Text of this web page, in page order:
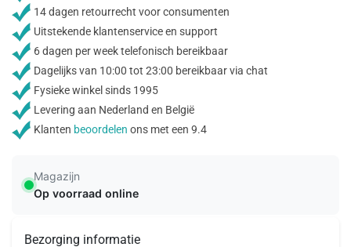
14 dagen retourrecht voor consumenten
Uitstekende klantenservice en support
6 dagen per week telefonisch bereikbaar
Dagelijks van 10:00 tot 23:00 bereikbaar via chat
Fysieke winkel sinds 1995
Levering aan Nederland en België
Klanten beoordelen ons met een 9.4
Magazijn
Op voorraad online
Bezorging informatie